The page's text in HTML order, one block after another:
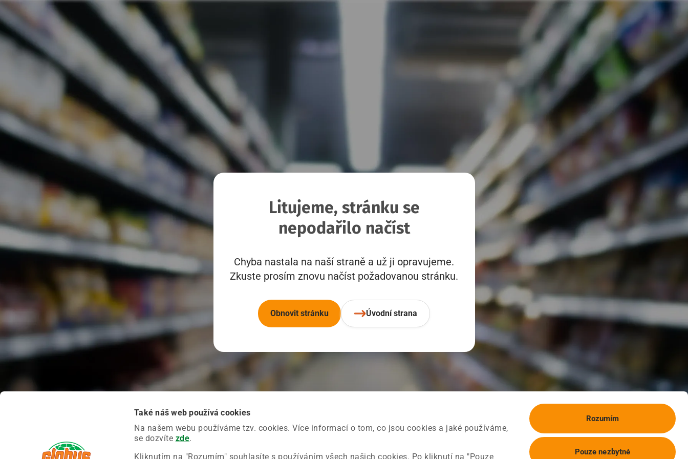
Také náš web používá cookies
Na našem webu používáme tzv. cookies. Více informací o tom, co jsou cookies a jaké používáme,
se dozvíte zde.
Kliknutím na "Rozumím" souhlasíte s používáním všech našich cookies. Po kliknutí na "Pouze
Rozumím
Pouze nezbytné
Litujeme, stránku se
nepodařilo načíst
Chyba nastala na naší straně a už ji opravujeme.
Zkuste prosím znovu načíst požadovanou stránku.
Obnovit stránku Úvodní strana